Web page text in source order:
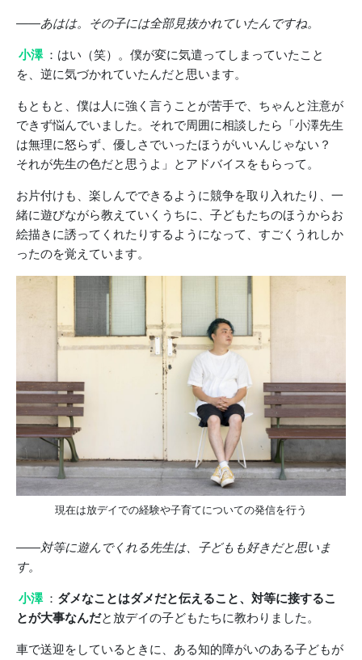
――あはは。その子には全部見抜かれていたんですね。
小澤 ：はい（笑）。僕が変に気遣ってしまっていたこと
を、逆に気づかれていたんだと思います。
もともと、僕は人に強く言うことが苦手で、ちゃんと注意が
できず悩んでいました。それで周囲に相談したら「小澤先生
は無理に怒らず、優しさでいったほうがいいんじゃない？
それが先生の色だと思うよ」とアドバイスをもらって。
お片付けも、楽しんでできるように競争を取り入れたり、一
緒に遊びながら教えていくうちに、子どもたちのほうからお
絵描きに誘ってくれたりするようになって、すごくうれしか
ったのを覚えています。
現在は放デイでの経験や子育てについての発信を行う
――対等に遊んでくれる先生は、子どもも好きだと思いま
す。
小澤 ： ダメなことはダメだと伝えること、対等に接するこ
とが大事なんだと放デイの子どもたちに教わりました。
車で送迎をしているときに、ある知的障がいのある子どもが